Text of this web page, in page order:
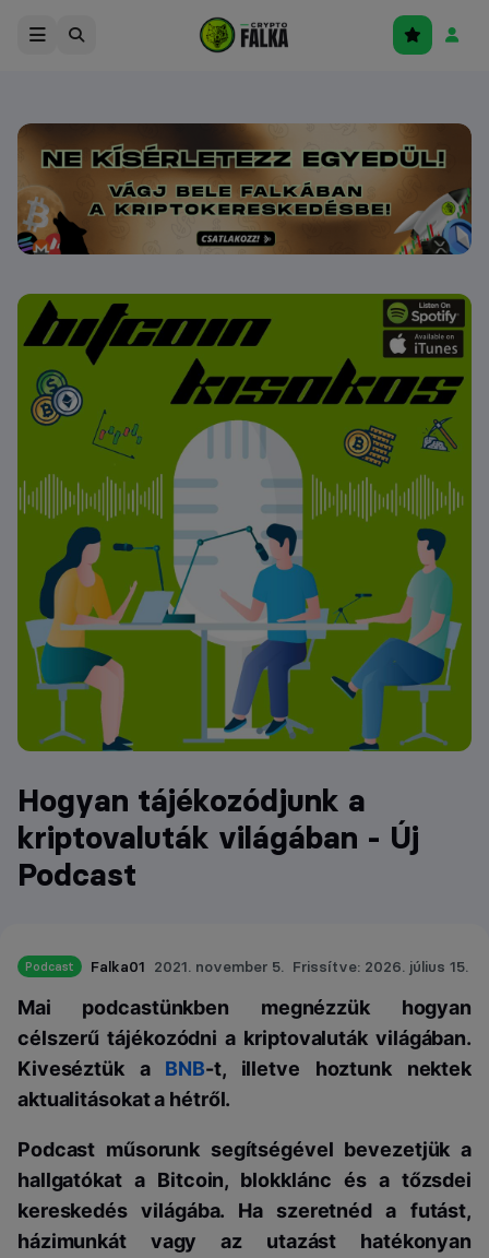
Hogyan tájékozódjunk a
kriptovaluták világában - Új
Podcast
Podcast Falka01 2021. november 5. Frissítve: 2026. július 15.
Mai podcastünkben megnézzük hogyan
célszerű tájékozódni a kriptovaluták világában.
Kiveséztük a BNB-t, illetve hoztunk nektek
aktualitásokat a hétről.
Podcast műsorunk segítségével bevezetjük a
hallgatókat a Bitcoin, blokklánc és a tőzsdei
kereskedés világába. Ha szeretnéd a futást,
házimunkát vagy az utazást hatékonyan